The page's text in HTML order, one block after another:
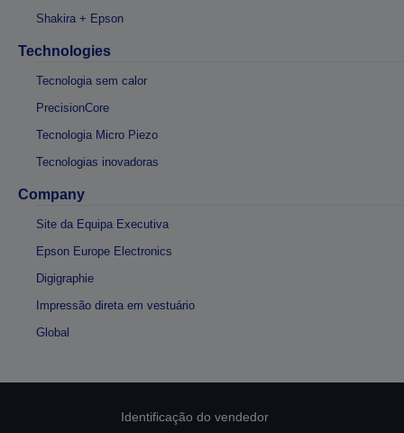
Shakira + Epson
Technologies
Tecnologia sem calor
PrecisionCore
Tecnologia Micro Piezo
Tecnologias inovadoras
Company
Site da Equipa Executiva
Epson Europe Electronics
Digigraphie
Impressão direta em vestuário
Global
Identificação do vendedor